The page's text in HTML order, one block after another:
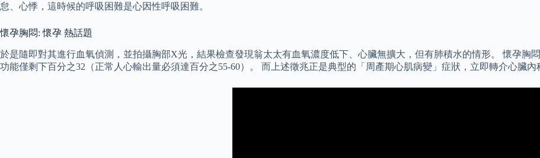
怠、心悸，這時候的呼吸困難是心因性呼吸困難。
懷孕胸悶: 懷孕 熱話題
於是隨即對其進行血氧偵測，並拍攝胸部X光，結果檢查發現翁太太有血氧濃度低下、心臟無擴大，但有肺積水的情形。 懷孕胸
功能僅剩下百分之32（正常人心輸出量必須達百分之55-60）。 而上述徵兆正是典型的「周產期心肌病變」症狀，立即轉介心臟內